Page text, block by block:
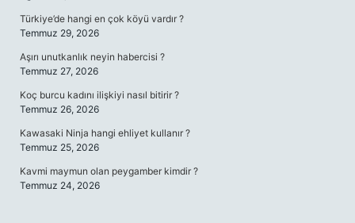
Türkiye’de hangi en çok köyü vardır ?
Temmuz 29, 2026
Aşırı unutkanlık neyin habercisi ?
Temmuz 27, 2026
Koç burcu kadını ilişkiyi nasıl bitirir ?
Temmuz 26, 2026
Kawasaki Ninja hangi ehliyet kullanır ?
Temmuz 25, 2026
Kavmi maymun olan peygamber kimdir ?
Temmuz 24, 2026